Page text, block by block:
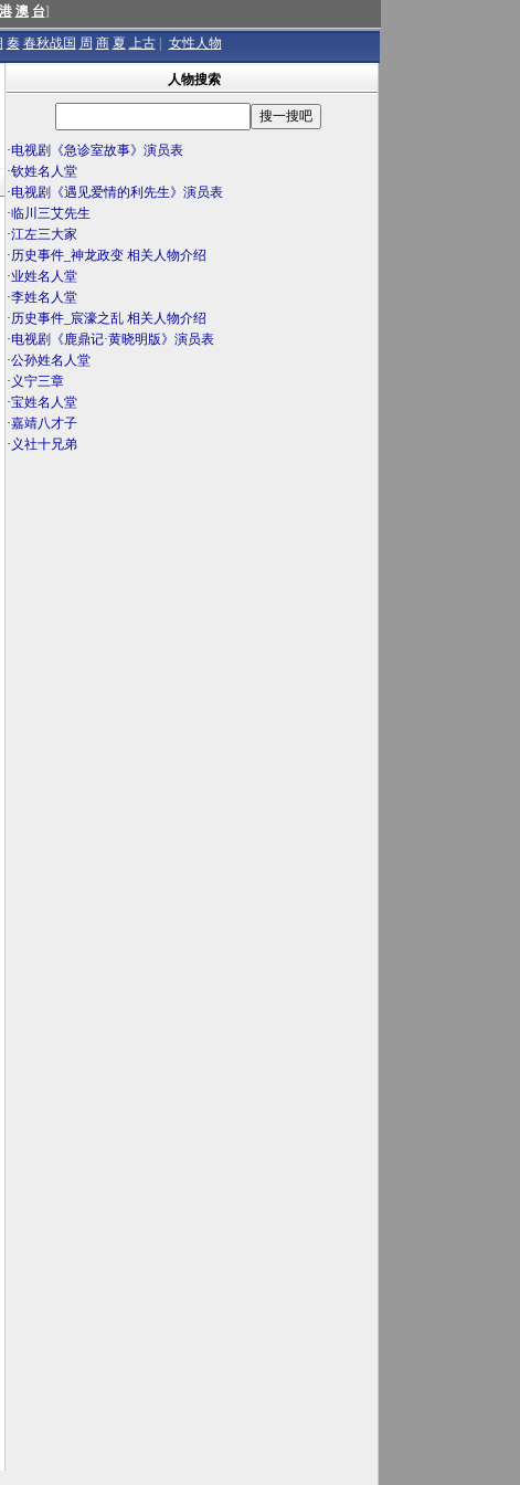
澳 台]
秦 春秋战国 周 商 夏 上古 女性人物
人物搜索
·电视剧《急诊室故事》演员表
·钦姓名人堂
·电视剧《遇见爱情的利先生》演员表
·临川三艾先生
·江左三大家
·历史事件_神龙政变 相关人物介绍
·业姓名人堂
·李姓名人堂
·历史事件_宸濠之乱 相关人物介绍
·电视剧《鹿鼎记·黄晓明版》演员表
·公孙姓名人堂
· 义宁三章
·宝姓名人堂
·嘉靖八才子
· 义社十兄弟